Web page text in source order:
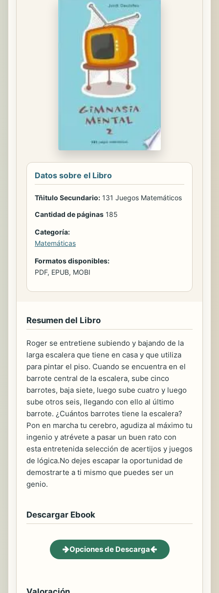
Datos sobre el Libro
Tñitulo Secundario: 131 Juegos Matemáticos
Cantidad de páginas 185
Categoría:
Matemáticas
Formatos disponibles:
PDF, EPUB, MOBI
Resumen del Libro
Roger se entretiene subiendo y bajando de la
larga escalera que tiene en casa y que utiliza
para pintar el piso. Cuando se encuentra en el
barrote central de la escalera, sube cinco
barrotes, baja siete, luego sube cuatro y luego
sube otros seis, llegando con ello al último
barrote. ¿Cuántos barrotes tiene la escalera?
Pon en marcha tu cerebro, agudiza al máximo tu
ingenio y atrévete a pasar un buen rato con
esta entretenida selección de acertijos y juegos
de lógica.No dejes escapar la oportunidad de
demostrarte a ti mismo que puedes ser un
genio.
Descargar Ebook
Opciones de Descarga